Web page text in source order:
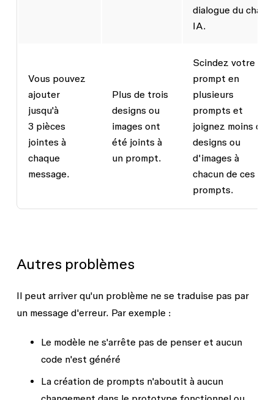
dialogue du chat
IA.
Vous pouvez
ajouter
jusqu'à
3 pièces
jointes à
chaque
message.
Plus de trois
designs ou
images ont
été joints à
un prompt.
Scindez votre
prompt en
plusieurs
prompts et
joignez moins de
designs ou
d'images à
chacun de ces
prompts.
Autres problèmes
Il peut arriver qu'un problème ne se traduise pas par
un message d'erreur. Par exemple :
Le modèle ne s'arrête pas de penser et aucun
code n'est généré
La création de prompts n'aboutit à aucun